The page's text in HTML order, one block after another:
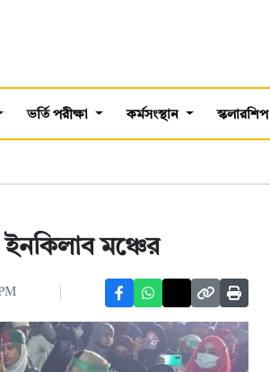
ভর্তি পরীক্ষা কর্মসংস্থান স্কলারশিপ
মঞ্চের